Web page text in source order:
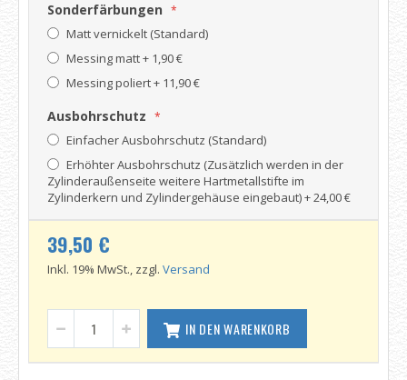
Sonderfärbungen
Matt vernickelt (Standard)
Messing matt+ 1,90 €
Messing poliert+ 11,90 €
Ausbohrschutz
Einfacher Ausbohrschutz (Standard)
Erhöhter Ausbohrschutz (Zusätzlich werden in der
Zylinderaußenseite weitere Hartmetallstifte im
Zylinderkern und Zylindergehäuse eingebaut)+24,00 €
39,50 €
Inkl. 19% MwSt., zzgl. Versand
IN DEN WARENKORB